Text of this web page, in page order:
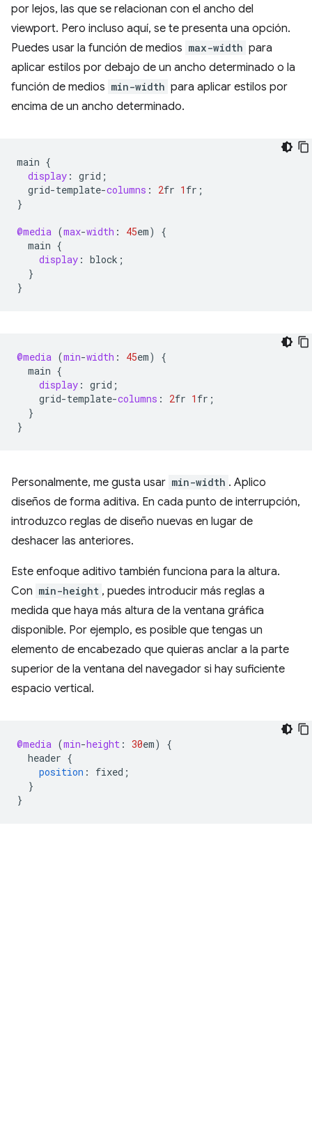
por lejos, las que se relacionan con el ancho del
viewport. Pero incluso aquí, se te presenta una opción.
Puedes usar la función de medios max-width para
aplicar estilos por debajo de un ancho determinado o la
función de medios min-width para aplicar estilos por
encima de un ancho determinado.
main {
display : grid ;
grid-template-columns : 2fr 1 fr ;
}
@media (max-width : 45em)
{
main {
display : block ;
}
}
@media (min-width : 45em)
{
main {
display : grid ;
grid-template-columns : 2fr 1 fr ;
}
}
Personalmente, me gusta usar min-width . Aplico
diseños de forma aditiva. En cada punto de interrupción,
introduzco reglas de diseño nuevas en lugar de
deshacer las anteriores.
Este enfoque aditivo también funciona para la altura.
Con min-height , puedes introducir más reglas a
medida que haya más altura de la ventana gráfica
disponible. Por ejemplo, es posible que tengas un
elemento de encabezado que quieras anclar a la parte
superior de la ventana del navegador si hay suficiente
espacio vertical.
@media (min-height : 30em)
{
header {
position : fixed ;
}
}